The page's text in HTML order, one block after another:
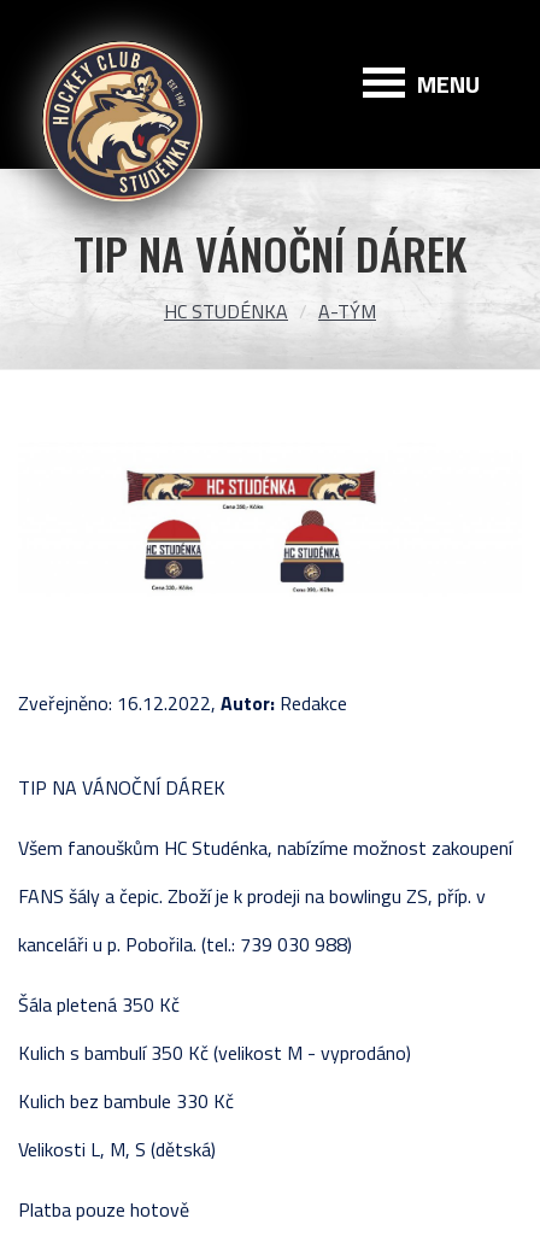
Studénka
MENU
TIP NA VÁNOČNÍ DÁREK
HC STUDÉNKA A-TÝM
Zveřejněno: 16.12.2022, Autor: Redakce
TIP NA VÁNOČNÍ DÁREK
Všem fanouškům HC Studénka, nabízíme možnost zakoupení
FANS šály a čepic. Zboží je k prodeji na bowlingu ZS, příp. v
kanceláři u p. Pobořila. (tel.: 739 030 988)
Šála pletená 350 Kč
Kulich s bambulí 350 Kč (velikost M - vyprodáno)
Kulich bez bambule 330 Kč
Velikosti L, M, S (dětská)
Platba pouze hotově